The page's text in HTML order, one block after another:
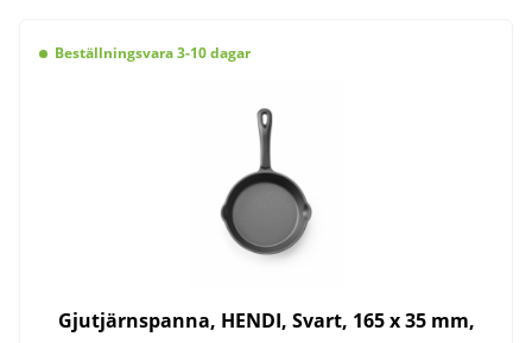
Beställningsvara 3-10 dagar
Gjutjärnspanna, HENDI, Svart, 165 x 35 mm,